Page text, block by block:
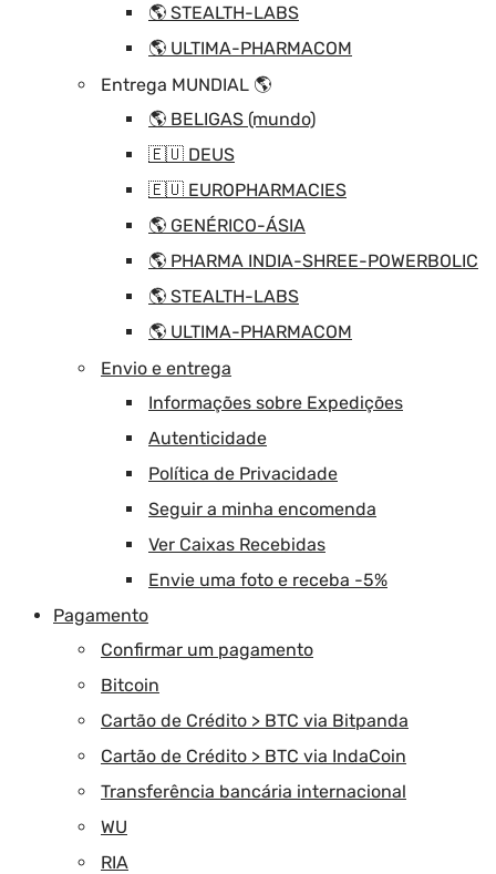
🌎 STEALTH-LABS
🌎 ULTIMA-PHARMACOM
Entrega MUNDIAL 🌎
🌎 BELIGAS (mundo)
🇪🇺 DEUS
🇪🇺 EUROPHARMACIES
🌎 GENÉRICO-ÁSIA
🌎 PHARMA INDIA-SHREE-POWERBOLIC
🌎 STEALTH-LABS
🌎 ULTIMA-PHARMACOM
Envio e entrega
Informações sobre Expedições
Autenticidade
Política de Privacidade
Seguir a minha encomenda
Ver Caixas Recebidas
Envie uma foto e receba -5%
Pagamento
Confirmar um pagamento
Bitcoin
Cartão de Crédito > BTC via Bitpanda
Cartão de Crédito > BTC via IndaCoin
Transferência bancária internacional
WU
RIA